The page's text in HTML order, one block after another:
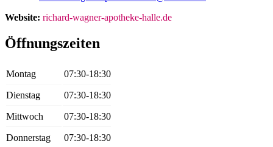
Website: richard-wagner-apotheke-halle.de
Öffnungszeiten
Montag 07:30-18:30
Dienstag 07:30-18:30
Mittwoch 07:30-18:30
Donnerstag 07:30-18:30